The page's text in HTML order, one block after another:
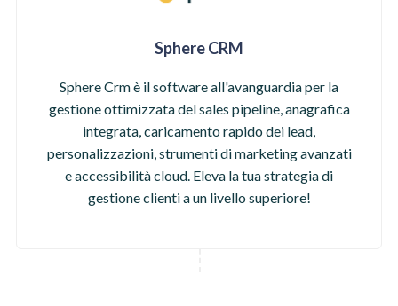
Sphere CRM
Sphere Crm è il software all'avanguardia per la
gestione ottimizzata del sales pipeline, anagrafica
integrata, caricamento rapido dei lead,
personalizzazioni, strumenti di marketing avanzati
e accessibilità cloud. Eleva la tua strategia di
gestione clienti a un livello superiore!